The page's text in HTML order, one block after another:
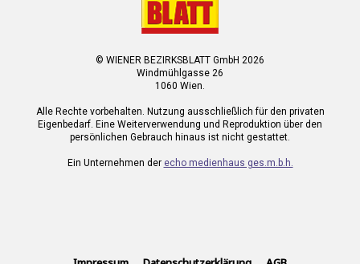
© WIENER BEZIRKSBLATT GmbH 2026
Windmühlgasse 26
1060 Wien.
Alle Rechte vorbehalten. Nutzung ausschließlich für den privaten
Eigenbedarf. Eine Weiterverwendung und Reproduktion über den
persönlichen Gebrauch hinaus ist nicht gestattet.
Ein Unternehmen der echo medienhaus ges.m.b.h.